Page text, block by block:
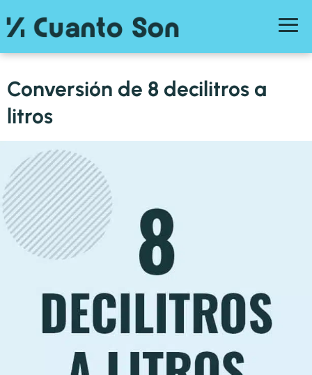
Conversión de 8 decilitros a
litros